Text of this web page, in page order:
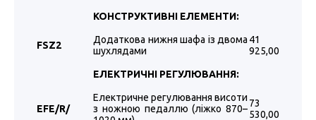
КОНСТРУКТИВНІ ЕЛЕМЕНТИ:
FSZ2
Додаткова нижня шафа із двома
шухлядами
41
925,00
ЕЛЕКТРИЧНІ РЕГУЛЮВАННЯ:
EFE/R/
Електричне регулювання висоти
з ножною педаллю (ліжко 870–73
530,00